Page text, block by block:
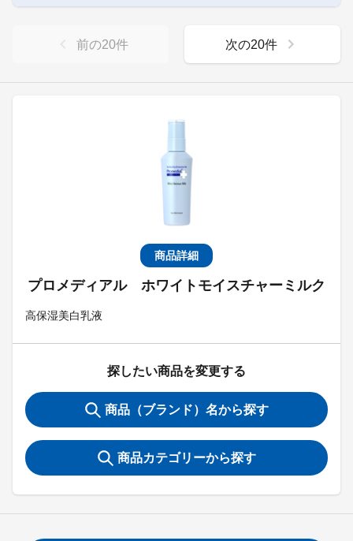
商品詳細
プロメディアル ホワイトモイスチャーミルク
高保湿美白乳液
探したい商品を変更する
商品（ブランド）名から探す
商品カテゴリーから探す
前の20件 次の20件